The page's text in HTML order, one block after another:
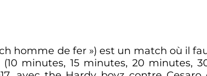
homme de fer ») est un match où il
minutes, 15 minutes, 20 minutes,